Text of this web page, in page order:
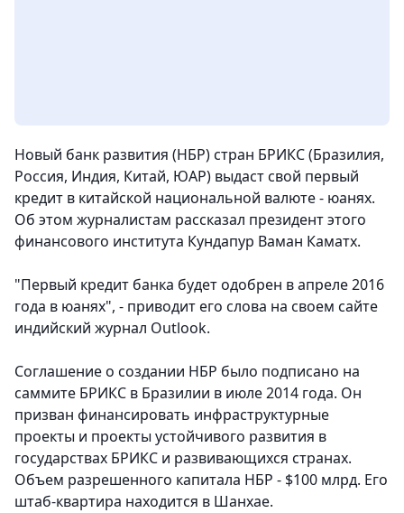
Новый банк развития (НБР) стран БРИКС (Бразилия,
Россия, Индия, Китай, ЮАР) выдаст свой первый
кредит в китайской национальной валюте - юанях.
Об этом журналистам рассказал президент этого
финансового института Кундапур Ваман Каматх.
"Первый кредит банка будет одобрен в апреле 2016
года в юанях", - приводит его слова на своем сайте
индийский журнал Outlook.
Соглашение о создании НБР было подписано на
саммите БРИКС в Бразилии в июле 2014 года. Он
призван финансировать инфраструктурные
проекты и проекты устойчивого развития в
государствах БРИКС и развивающихся странах.
Объем разрешенного капитала НБР - $100 млрд. Его
штаб-квартира находится в Шанхае.